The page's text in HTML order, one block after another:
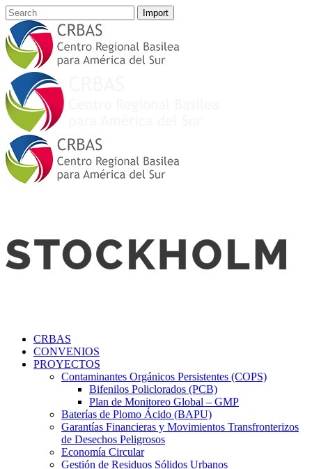
CRBAS
CONVENIOS
PROYECTOS
Contaminantes Orgánicos Persistentes (COPS)
Bifenilos Policlorados (PCB)
Plan de Monitoreo Global – GMP
Baterías de Plomo Ácido (BAPU)
Garantías Financieras y Movimientos Transfronterizos
de Desechos Peligrosos
Economía Circular
Gestión de Residuos Sólidos Urbanos